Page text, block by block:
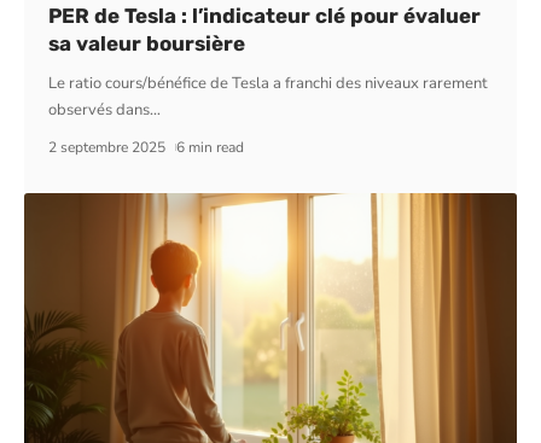
PER de Tesla : l’indicateur clé pour évaluer
sa valeur boursière
Le ratio cours/bénéfice de Tesla a franchi des niveaux rarement
observés dans…
2 septembre 2025 6 min read